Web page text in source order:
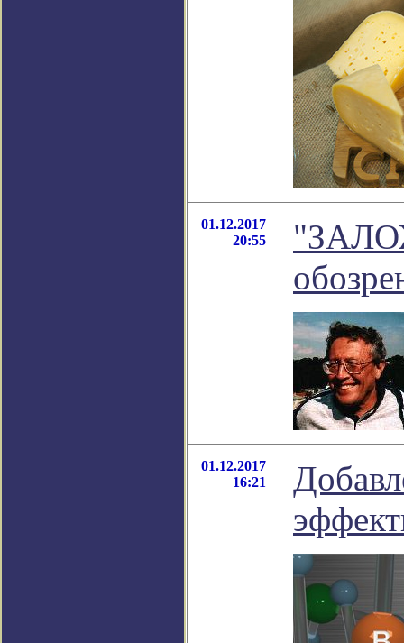
01.12.2017
20:55
01.12.2017
16:21